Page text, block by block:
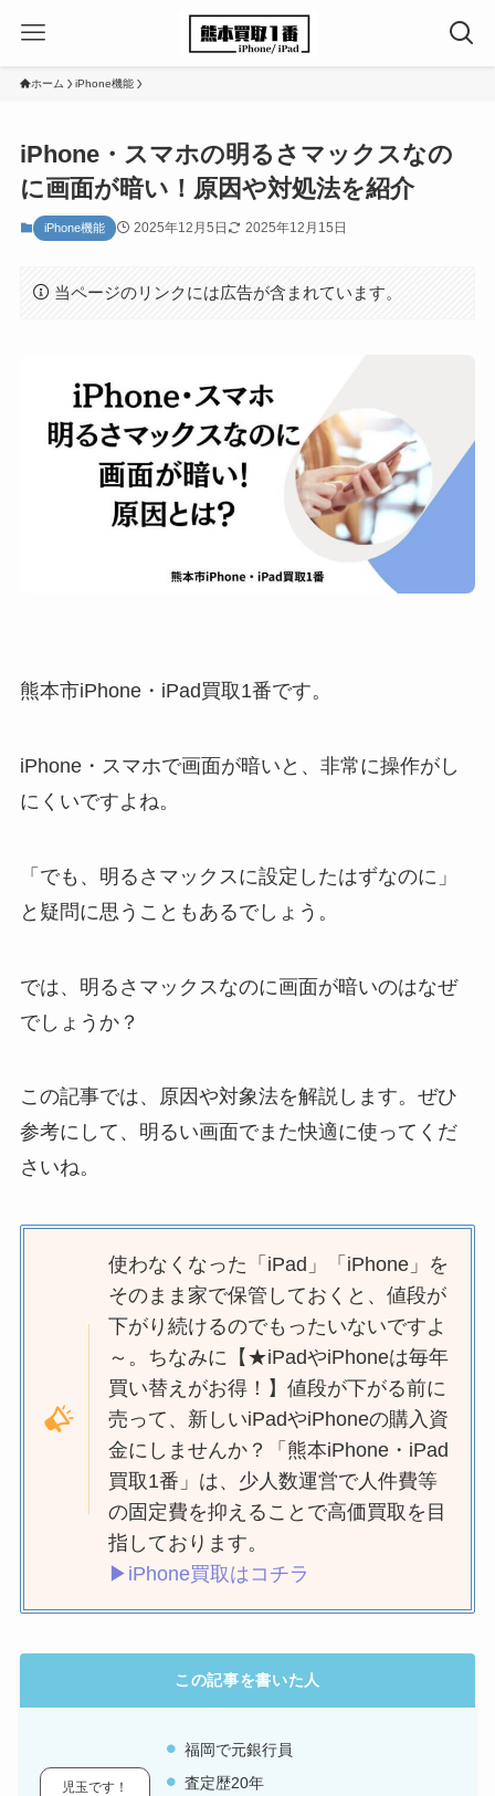
ホーム iPhone機能
iPhone・スマホの明るさマックスなの
に画面が暗い！原因や対処法を紹介
iPhone機能 2025年12月5日 2025年12月15日
当ページのリンクには広告が含まれています。
熊本市iPhone・iPad買取1番です。
iPhone・スマホで画面が暗いと、非常に操作がし
にくいですよね。
「でも、明るさマックスに設定したはずなのに」
と疑問に思うこともあるでしょう。
では、明るさマックスなのに画面が暗いのはなぜ
でしょうか？
この記事では、原因や対象法を解説します。ぜひ
参考にして、明るい画面でまた快適に使ってくだ
さいね。
使わなくなった「iPad」「iPhone」を
そのまま家で保管しておくと、値段が
下がり続けるのでもったいないですよ
～。ちなみに【★iPadやiPhoneは毎年
買い替えがお得！】値段が下がる前に
売って、新しいiPadやiPhoneの購入資
金にしませんか？「熊本iPhone・iPad
買取1番」は、少人数運営で人件費等
の固定費を抑えることで高価買取を目
指しております。
▶iPhone買取はコチラ
この記事を書いた人
福岡で元銀行員
査定歴20年
児玉です！